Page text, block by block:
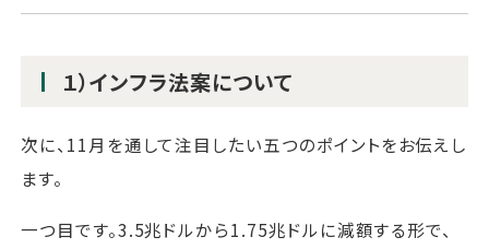
１）インフラ法案について
次に、11月を通して注目したい五つのポイントをお伝えし
ます。
一つ目です。3.5兆ドルから1.75兆ドルに減額する形で、